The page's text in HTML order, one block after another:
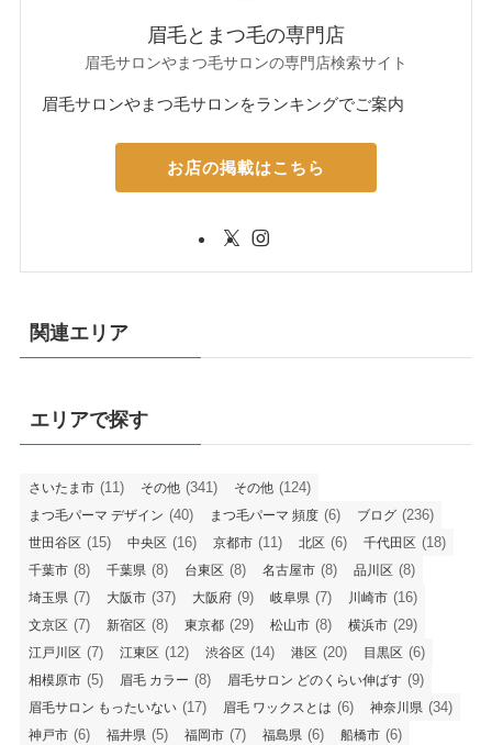
眉毛とまつ毛の専門店
眉毛サロンやまつ毛サロンの専門店検索サイト
眉毛サロンやまつ毛サロンをランキングでご案内
お店の掲載はこちら
関連エリア
エリアで探す
さいたま市 (11) その他 (341) その他 (124)
まつ毛パーマ デザイン (40) まつ毛パーマ 頻度 (6) ブログ (236)
世田谷区 (15) 中央区 (16) 京都市 (11) 北区 (6) 千代田区 (18)
千葉市 (8) 千葉県 (8) 台東区 (8) 名古屋市 (8) 品川区 (8)
埼玉県 (7) 大阪市 (37) 大阪府 (9) 岐阜県 (7) 川崎市 (16)
文京区 (7) 新宿区 (8) 東京都 (29) 松山市 (8) 横浜市 (29)
江戸川区 (7) 江東区 (12) 渋谷区 (14) 港区 (20) 目黒区 (6)
相模原市 (5) 眉毛 カラー (8) 眉毛サロン どのくらい伸ばす (9)
眉毛サロン もったいない (17) 眉毛 ワックスとは (6) 神奈川県 (34)
神戸市 (6) 福井県 (5) 福岡市 (7) 福島県 (6) 船橋市 (6)